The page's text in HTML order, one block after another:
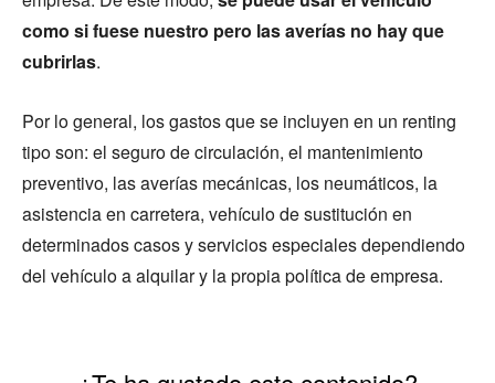
como si fuese nuestro pero las averías no hay que
cubrirlas.
Por lo general, los gastos que se incluyen en un renting
tipo son: el seguro de circulación, el mantenimiento
preventivo, las averías mecánicas, los neumáticos, la
asistencia en carretera, vehículo de sustitución en
determinados casos y servicios especiales dependiendo
del vehículo a alquilar y la propia política de empresa.